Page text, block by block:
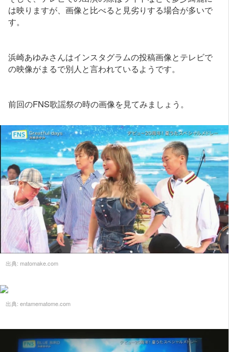
は映りますが、画像と比べると見劣りする場合が多いで
す。
浜崎あゆみさんはインスタグラムの投稿画像とテレビで
の映像がまるで別人と言われているようです。
前回のFNS歌謡祭の時の画像を見てみましょう。
出典: matomake.com
出典: entamematome.com